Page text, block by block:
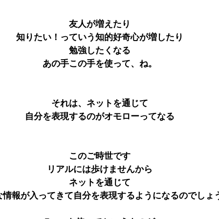
友人が増えたり
知りたい！っていう知的好奇心が増したり
勉強したくなる
あの手この手を使って、ね。
それは、ネットを通じて
自分を表現するのがオモローってなる
このご時世です
リアルには歩けませんから
ネットを通じて
情報が入ってきて自分を表現するようになるのでしょ